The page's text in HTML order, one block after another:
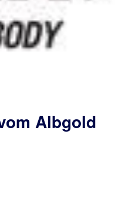
Albgold